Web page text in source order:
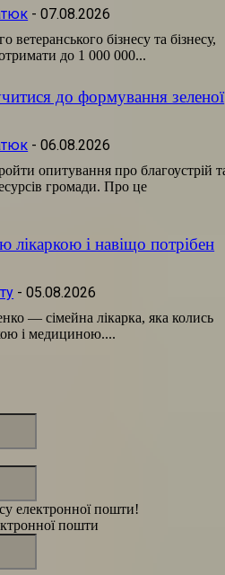
- 07.08.2026
ветеранського бізнесу та бізнесу,
до 1 000 000...
до формування зеленої
- 06.08.2026
опитування про благоустрій
громади. Про це
лікаркою і навіщо потрібен
- 05.08.2026
— сімейна лікарка, яка колись
і медициною....
електронної пошти!
пошти